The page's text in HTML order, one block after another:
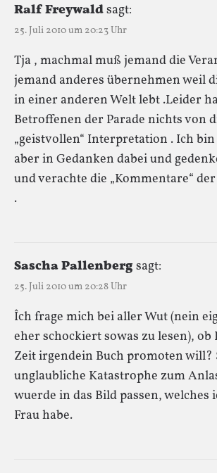
Ralf Freywaldsagt:
25. Juli 2010 um 20:23 Uhr
Tja , machmal muß jemand die
jemand anderes übernehmen weil
in einer anderen Welt lebt .Leider
Betroffenen der Parade nichts von
„geistvollen“ Interpretation . Ich
aber in Gedanken dabei und
und verachte die „Kommentare“
.
Sascha Pallenbergsagt:
25. Juli 2010 um 20:28 Uhr
Îch frage mich bei aller Wut (nein
eher schockiert sowas zu lesen),
Zeit irgendein Buch promoten will?
unglaubliche Katastrophe zum
wuerde in das Bild passen, welches
Frau habe.